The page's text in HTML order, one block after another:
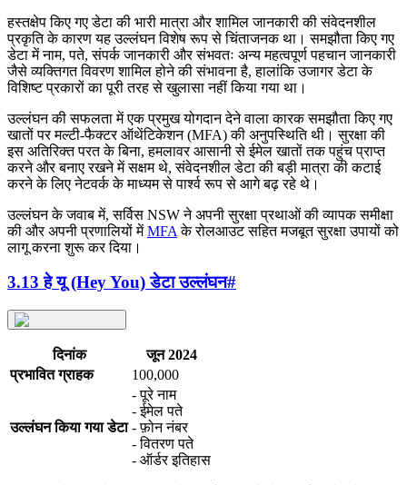
हस्तक्षेप किए गए डेटा की भारी मात्रा और शामिल जानकारी की संवेदनशील
प्रकृति के कारण यह उल्लंघन विशेष रूप से चिंताजनक था। समझौता किए गए
डेटा में नाम, पते, संपर्क जानकारी और संभवतः अन्य महत्वपूर्ण पहचान जानकारी
जैसे व्यक्तिगत विवरण शामिल होने की संभावना है, हालांकि उजागर डेटा के
विशिष्ट प्रकारों का पूरी तरह से खुलासा नहीं किया गया था।
उल्लंघन की सफलता में एक प्रमुख योगदान देने वाला कारक समझौता किए गए
खातों पर मल्टी-फैक्टर ऑथेंटिकेशन (MFA) की अनुपस्थिति थी। सुरक्षा की
इस अतिरिक्त परत के बिना, हमलावर आसानी से ईमेल खातों तक पहुंच प्राप्त
करने और बनाए रखने में सक्षम थे, संवेदनशील डेटा की बड़ी मात्रा की कटाई
करने के लिए नेटवर्क के माध्यम से पार्श्व रूप से आगे बढ़ रहे थे।
उल्लंघन के जवाब में, सर्विस NSW ने अपनी सुरक्षा प्रथाओं की व्यापक समीक्षा
की और अपनी प्रणालियों मेंMFA के रोलआउट सहित मजबूत सुरक्षा उपायों को
लागू करना शुरू कर दिया।
3.13 हे यू (Hey You) डेटा उल्लंघन#
दिनांक
जून 2024
प्रभावित ग्राहक
100,000
उल्लंघन किया गया डेटा
- पूरे नाम
- ईमेल पते
- फ़ोन नंबर
- वितरण पते
- ऑर्डर इतिहास